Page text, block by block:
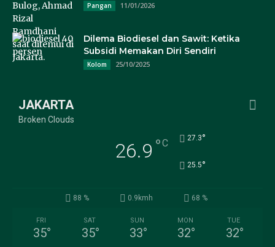
Pangan 11/01/2026
Dilema Biodiesel dan Sawit: Ketika
Subsidi Memakan Diri Sendiri
Kolom 25/10/2025
JAKARTA
Broken Clouds
26.9 °C 27.3°
25.5°
88 % 0.9kmh 68 %
FRI
35°
SAT
35°
SUN
33°
MON
32°
TUE
32°